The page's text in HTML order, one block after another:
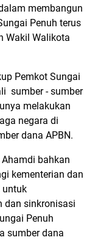
membangun
Penuh terus
Wakil Walikota
Pemkot Sungai
sumber - sumber
melakukan
negara di
dana APBN.
bahkan
kementerian dan
untuk
dan sinkronisasi
Penuh
sumber dana